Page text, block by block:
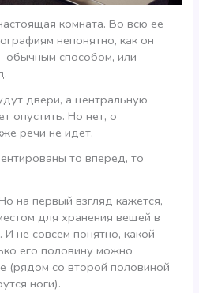
комната. Во всю ее
непонятно, как он
обычным способом, или
двери, а центральную
опустить. Но нет, о
речи не идет.
то вперед, то
на первый взгляд кажется,
для хранения вещей в
не совсем понятно, какой
его половину можно
(рядом со второй половиной
ноги).